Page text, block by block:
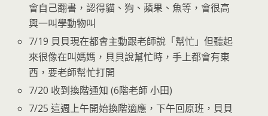
會自己翻書，認得貓、狗、蘋果、魚等，會很高
興一叫學動物叫
7/19 貝貝現在都會主動跟老師說「幫忙」但聽起
來很像在叫媽媽，貝貝說幫忙時，手上都會有東
西，要老師幫忙打開
7/20 收到換階通知 (6階老師 小田)
7/25 這週上午開始換階適應，下午回原班，貝貝